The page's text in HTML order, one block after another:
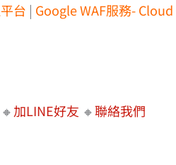
台 | Google WAF服務-
🔸加LINE好友 🔸聯絡我們